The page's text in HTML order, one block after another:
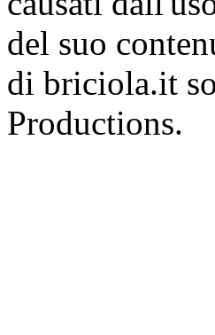
del suo
di briciola.it
Productions.